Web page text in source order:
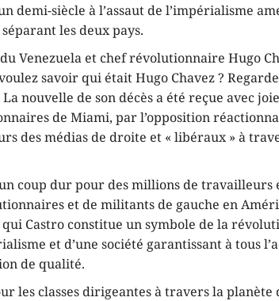
demi-siècle à l’assaut de l’impérialisme
les deux pays.
Venezuela et chef révolutionnaire Hugo
savoir qui était Hugo Chavez ?
nouvelle de son décès a été reçue avec
de Miami, par l’opposition
des médias de droite et « libéraux » à
coup dur pour des millions de travailleurs
et de militants de gauche en
Castro constitue un symbole de la
et d’une société garantissant à tous
de qualité.
les classes dirigeantes à travers la planète